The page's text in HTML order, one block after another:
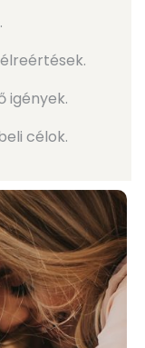
igények.
célok.